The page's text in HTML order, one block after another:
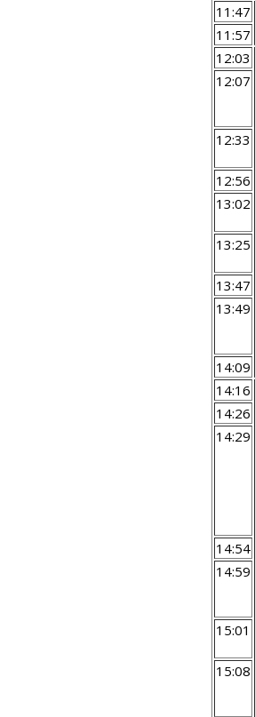
11:47
11:57
12:03
12:07
12:33
12:56
13:02
13:25
13:47
13:49
14:09
14:16
14:26
14:29
14:54
14:59
15:01
15:08